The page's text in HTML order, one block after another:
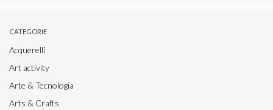
CATEGORIE
Acquerelli
Art activity
Arte & Tecnologia
Arts & Crafts